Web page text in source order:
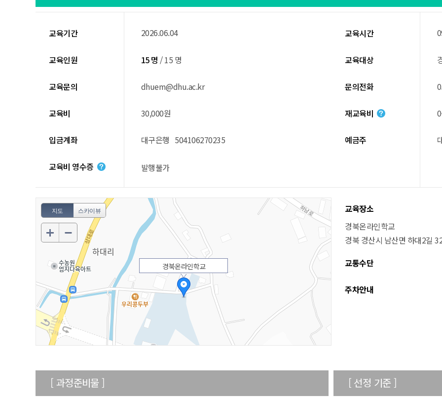
교육기간 2026.06.04 교육시간
교육인원 15 명 / 15 명 교육대상
교육문의 dhuem@dhu.ac.kr 문의전화
교육비 30,000원 재교육비
입금계좌 대구은행 504106270235 예금주
교육비 영수증 발행불가
지도 스카이뷰
경북온라인학교
50m
교육장소
경북온라인학교
경북 경산시 남산면 하대2길
교통수단
주차안내
[ 과정준비물 ] [ 선정 기준 ]